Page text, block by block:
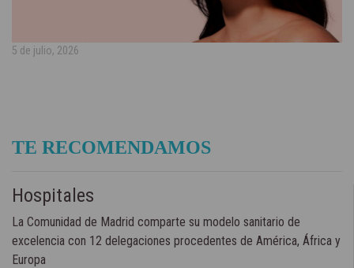
5 de julio, 2026
TE RECOMENDAMOS
Hospitales
La Comunidad de Madrid comparte su modelo sanitario de
excelencia con 12 delegaciones procedentes de América, África y
Europa